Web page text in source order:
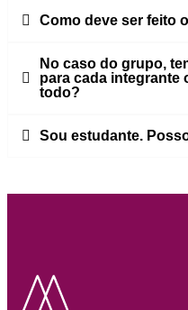
Como deve ser feito
No caso do grupo,
para cada integrante
todo?
Sou estudante.